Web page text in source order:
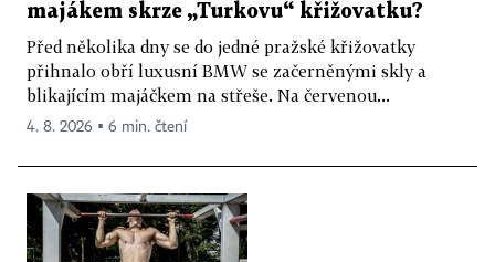
majákem skrze „Turkovu“ křižovatku?
Před několika dny se do jedné pražské křižovatky
přihnalo obří luxusní BMW se začerněnými skly a
blikajícím majáčkem na střeše. Na červenou...
4. 8. 2026 ▪ 6 min. čtení